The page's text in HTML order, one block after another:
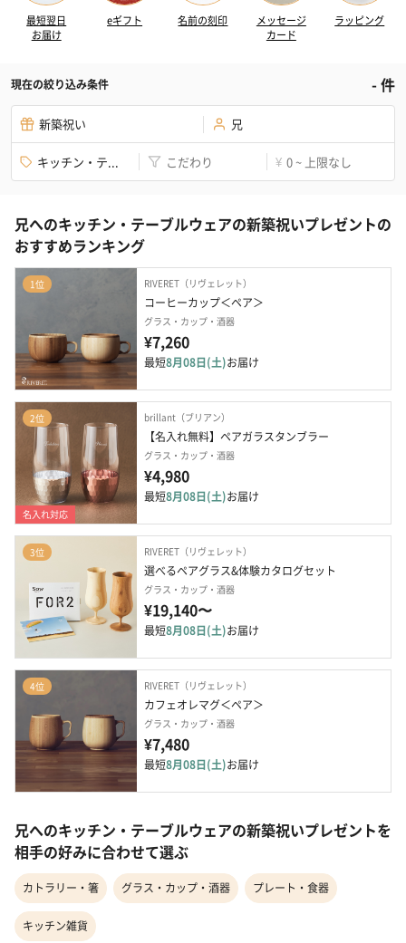
最短翌日
お届け
eギフト 名前の刻印
メッセージ
カード
ラッピング
現在の絞り込み条件 -件
新築祝い 兄
キッチン・テ... こだわり ¥ 0 ~ 上限なし
兄へのキッチン・テーブルウェアの新築祝いプレゼントの
おすすめランキング
1位 RIVERET（リヴェレット）
コーヒーカップ＜ペア＞
グラス・カップ・酒器
¥7,260
最短8月08日(土)お届け
2位
名入れ対応
brillant（ブリアン）
【名入れ無料】ペアガラスタンブラー
グラス・カップ・酒器
¥4,980
最短8月08日(土)お届け
3位 RIVERET（リヴェレット）
選べるペアグラス&体験カタログセット
グラス・カップ・酒器
¥19,140〜
最短8月08日(土)お届け
4位 RIVERET（リヴェレット）
カフェオレマグ＜ペア＞
グラス・カップ・酒器
¥7,480
最短8月08日(土)お届け
兄へのキッチン・テーブルウェアの新築祝いプレゼントを
相手の好みに合わせて選ぶ
カトラリー・箸 グラス・カップ・酒器 プレート・食器
キッチン雑貨